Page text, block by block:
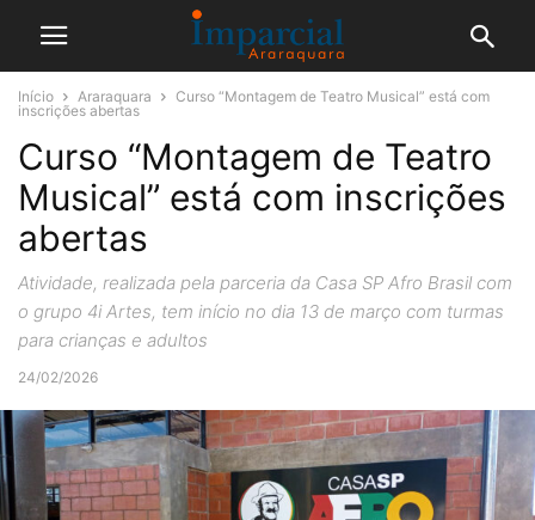
Início Araraquara
Curso “Montagem de Teatro Musical” está com
inscrições abertas
Curso “Montagem de Teatro
Musical” está com inscrições
abertas
Atividade, realizada pela parceria da Casa SP Afro Brasil com
o grupo 4i Artes, tem início no dia 13 de março com turmas
para crianças e adultos
24/02/2026